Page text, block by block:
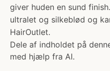
giver huden en sund
ultralet og silkeblød og
HairOutlet.
Dele af indholdet på
med hjælp fra AI.